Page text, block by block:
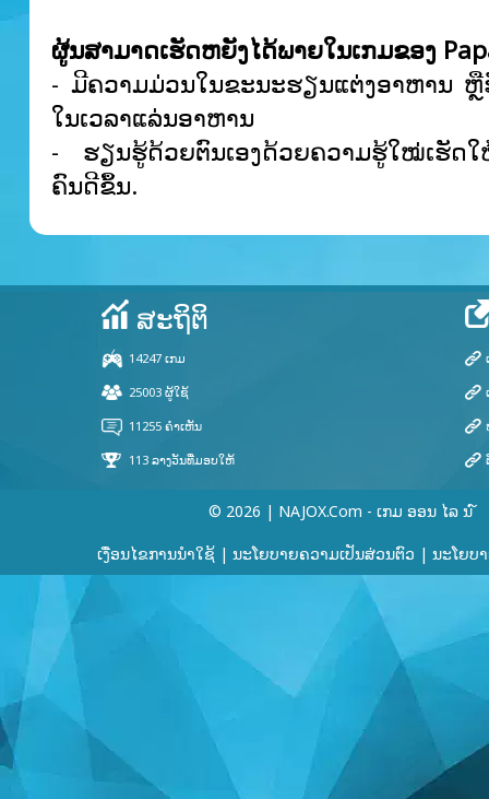
ຜູ້ນສາມາດເຮັດຫຍັງໄດ້ພາຍໃນເກມຂອງ
- ມີຄວາມມ່ວນໃນຂະນະຮຽນແຕ່ງອາຫານ
ໃນເວລາແລ່ນອາຫານ
- ຮຽນຮູ້ດ້ວຍຕົນເອງດ້ວຍຄວາມຮູ້ໃໝ່ເຮັດໃ
ຄົນດີຂຶ້ນ.
© 2026 | NAJOX.com - ເກມ ອອນ ໄລ ນ ໌
ເງື່ອນໄຂການນໍາໃຊ້ | ນະໂຍບາຍຄວາມເປັນສ່ວນຕົວ | ນະໂຍບ